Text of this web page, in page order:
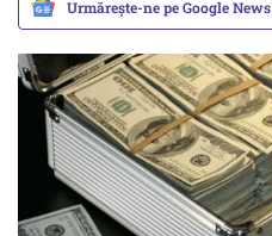
Urmărește-ne pe Google News